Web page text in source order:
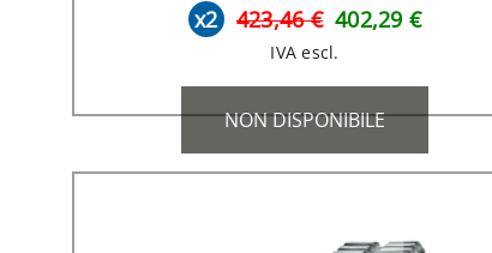
x2 423,46 € 402,29 €
IVA escl.
NON DISPONIBILE